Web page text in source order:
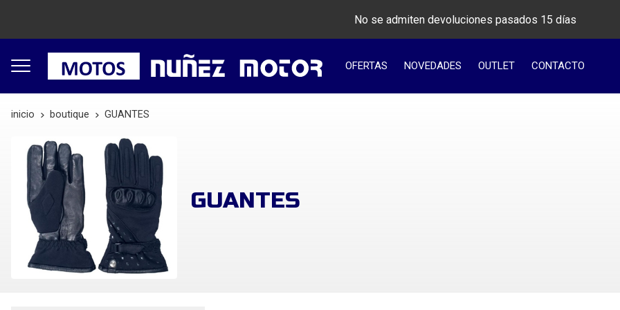
No se admiten devoluciones pasados 15 días
OFERTAS NOVEDADES OUTLET CONTACTO
inicio boutique GUANTES
GUANTES